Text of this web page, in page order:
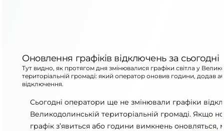
Оновлення графіків відключень за сьогодні
Тут видно, як протягом дня змінювалися графіки світла у
територіальній громаді: який оператор оновив години, додав
відключення.
Сьогодні оператори ще не змінювали графіки
Великодолинській територіальній громаді. Якщо
графік з’явиться або години вимкнень оновляться,